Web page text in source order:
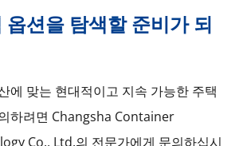
션을 탐색할 준비가 되
에 맞는 현대적이고 지속 가능한 주택
하려면 Changsha Container
Co., Ltd.의 전문가에게 문의하십시